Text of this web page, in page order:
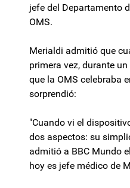
jefe del Departamento
OMS.
Merialdi admitió que
primera vez, durante
que la OMS celebraba
sorprendió:
"Cuando vi el
dos aspectos: su
admitió a BBC Mundo
hoy es jefe médico de